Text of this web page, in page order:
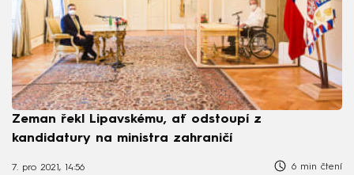
Zeman řekl Lipavskému, ať odstoupí z
kandidatury na ministra zahraničí
7. pro 2021, 14:56 6 min čtení